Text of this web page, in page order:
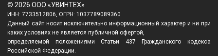
© 2026 ООО «УВИНТЕХ»
ИНН: 7733512806, ОГРН: 1037789089360
Данный сайт носит исключительно информационный характер и ни при
каких условиях не является публичной офертой,
определяемой положениями Статьи 437 Гражданского кодекса
Российской Федерации.